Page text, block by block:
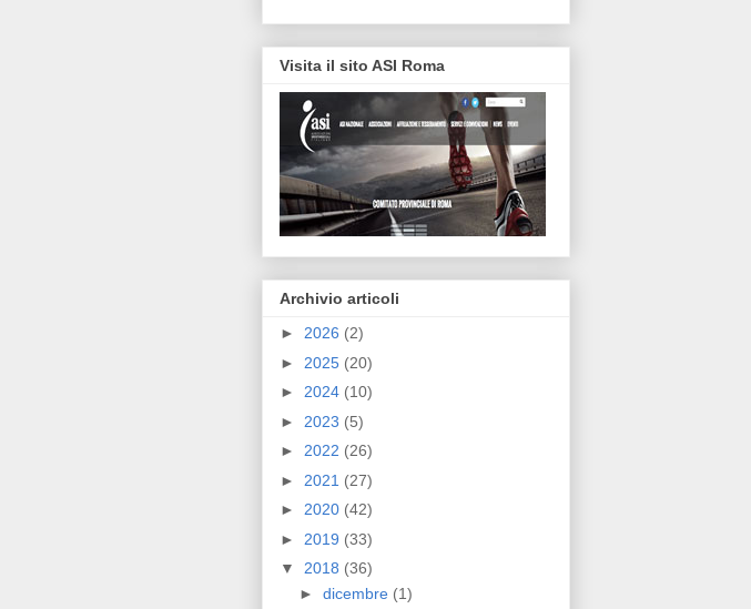
Visita il sito ASI Roma
Archivio articoli
► 2026 (2)
► 2025 (20)
► 2024 (10)
► 2023 (5)
► 2022 (26)
► 2021 (27)
► 2020 (42)
► 2019 (33)
▼ 2018 (36)
► dicembre (1)